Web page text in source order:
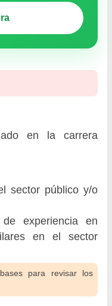
en la carrera
sector público y/o
experiencia en
en el sector
para revisar los